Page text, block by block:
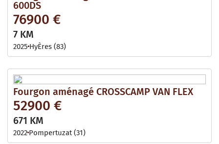
600DS
76900 €
7 KM
2025 HyÈres (83)
Fourgon aménagé CROSSCAMP VAN FLEX
52900 €
671 KM
2022 Pompertuzat (31)